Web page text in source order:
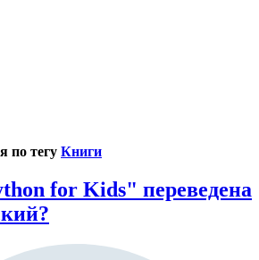
по тегу Книги
for Kids" переведена